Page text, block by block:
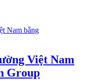
Việt Nam
Group